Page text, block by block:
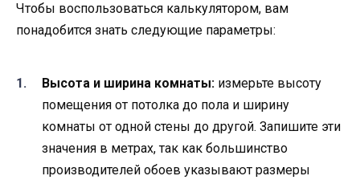
Чтобы воспользоваться калькулятором, вам
понадобится знать следующие параметры:
Высота и ширина комнаты: измерьте высоту
помещения от потолка до пола и ширину
комнаты от одной стены до другой. Запишите эти
значения в метрах, так как большинство
производителей обоев указывают размеры